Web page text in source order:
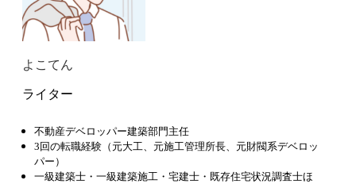
よこてん
ライター
不動産デベロッパー建築部門主任
3回の転職経験（元大工、元施工管理所長、元財閥系デベロッ
パー）
一級建築士・一級建築施工・宅建士・既存住宅状況調査士ほ